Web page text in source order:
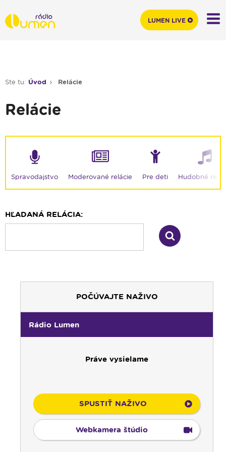
Ste tu: Úvod Relácie
Relácie
Spravodajstvo Moderované relácie Pre deti Hudobné
HĽADANÁ RELÁCIA:
POČÚVAJTE NAŽIVO
Rádio Lumen
Práve vysielame
SPUSTIŤ NAŽIVO
Webkamera štúdio
Počúvaj srdcom - repríza
04:25
Čítanie na pokračovanie - repríza
04:50 Deň s modlitbou
05:15
Rádio Vatikán - SK (repríza)
05:30
Litánie k Božskému srdcu
LUMEN LIVE